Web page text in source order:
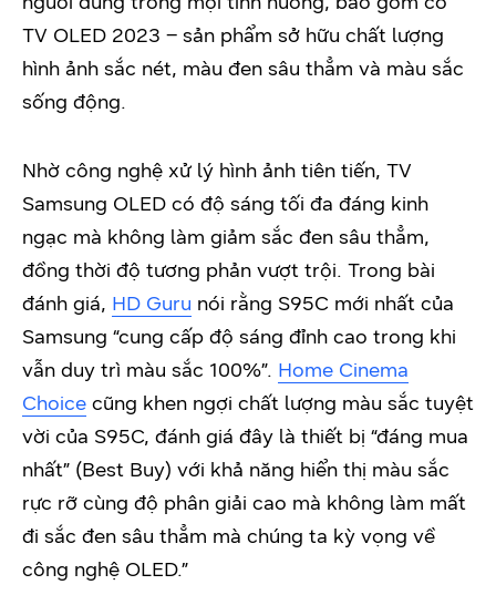
TV OLED 2023 – sản phẩm sở hữu chất lượng
hình ảnh sắc nét, màu đen sâu thẳm và màu sắc
sống động.
Nhờ công nghệ xử lý hình ảnh tiên tiến, TV
Samsung OLED có độ sáng tối đa đáng kinh
ngạc mà không làm giảm sắc đen sâu thẳm,
đồng thời độ tương phản vượt trội. Trong bài
đánh giá, HD Guru nói rằng S95C mới nhất của
Samsung “cung cấp độ sáng đỉnh cao trong khi
vẫn duy trì màu sắc 100%”. Home Cinema
Choice cũng khen ngợi chất lượng màu sắc tuyệt
vời của S95C, đánh giá đây là thiết bị “đáng mua
nhất” (Best Buy) với khả năng hiển thị màu sắc
rực rỡ cùng độ phân giải cao mà không làm mất
đi sắc đen sâu thẳm mà chúng ta kỳ vọng về
công nghệ OLED.”